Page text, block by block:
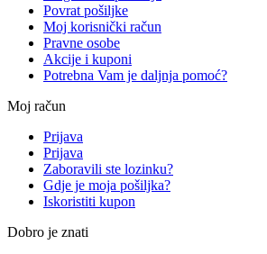
Povrat pošiljke
Moj korisnički račun
Pravne osobe
Akcije i kuponi
Potrebna Vam je daljnja pomoć?
Moj račun
Prijava
Prijava
Zaboravili ste lozinku?
Gdje je moja pošiljka?
Iskoristiti kupon
Dobro je znati